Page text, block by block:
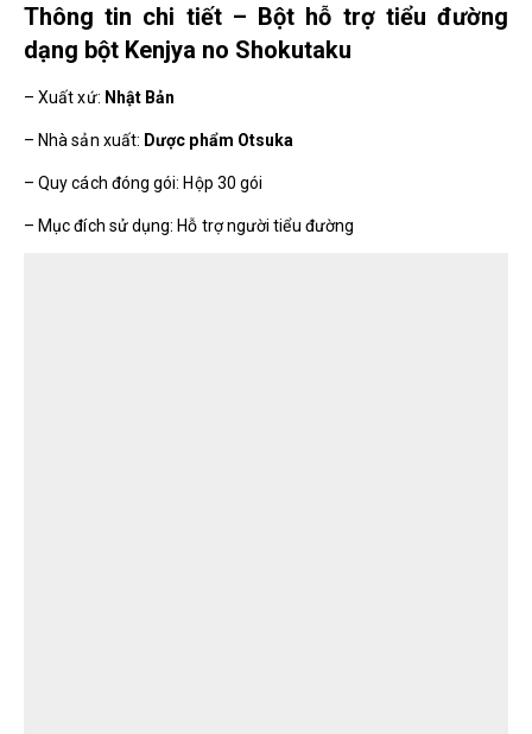
Thông tin chi tiết – Bột hỗ trợ tiểu đường
dạng bột Kenjya no Shokutaku
– Xuất xứ: Nhật Bản
– Nhà sản xuất: Dược phẩm Otsuka
– Quy cách đóng gói: Hộp 30 gói
– Mục đích sử dụng: Hỗ trợ người tiểu đường